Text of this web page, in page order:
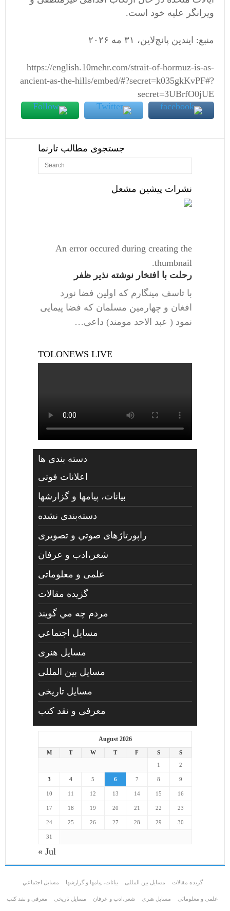
ویرانگر علیه خود است.
منبع: ایندین پانچ‌لاین، ۳۱ مه ۲۰۲۶
https://english.10mehr.com/strait-of-hormuz-is-as-
ancient-as-the-hills/embed/#?secret=k035gkKvPF#?
secret=3UBrfO0jUE
جستجوی مطالب تارنما
نشرات پیشین مشعل
An error occured during creating the
thumbnail.
رحلت با افتخار نوشته نذیر ظفر
با تاسف مینگارم که اولین فضا نورد
افغان و چهارمین مسلمان که فضا پیمایی
نمود ( عبد الاحد مومند) داعی…
TOLONEWS LIVE
دسته بندی ها
اعلانات فوتی
بیانات، پیامها و گزارشها
دسته‌بندی نشده
راپورتاژهای صوتي و تصويری
شعر،ادب و عرفان
علمی و معلوماتی
گزیده مقالات
مردم چه مي گويند
مسايل اجتماعي
مسايل هنری
مسایل بین المللی
مسایل تاریخی
معرفی و نقد کتب
August 2026
M T W T F S
S
1
2
3 4 5 6 7 8 9
10 11 12 13 14 15 16
17 18 19 20 21 22 23
24 25 26 27 28 29 30
31
« Jul
گزیده مقالات مسایل بین المللی بیانات، پیامها و گزارشها مسايل اجتماعي
علمی و معلوماتی مسايل هنری شعر،ادب و عرفان مسایل تاریخی معرفی و نقد کتب